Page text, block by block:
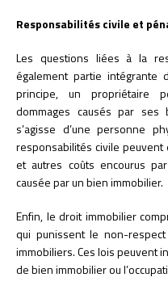
Responsabilités civile et
Les questions liées à la
également partie intégrante
principe, un propriétaire
dommages causés par ses
s’agisse d’une personne
responsabilités civile peuvent
et autres coûts encourus
causée par un bien immobilier.
Enfin, le droit immobilier
qui punissent le non-
immobiliers. Ces lois peuvent
de bien immobilier ou